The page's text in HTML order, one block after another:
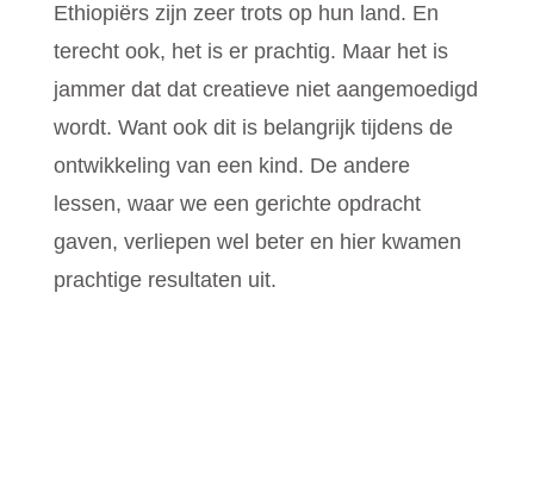
Ethiopiërs zijn zeer trots op hun land. En
terecht ook, het is er prachtig. Maar het is
jammer dat dat creatieve niet aangemoedigd
wordt. Want ook dit is belangrijk tijdens de
ontwikkeling van een kind. De andere
lessen, waar we een gerichte opdracht
gaven, verliepen wel beter en hier kwamen
prachtige resultaten uit.